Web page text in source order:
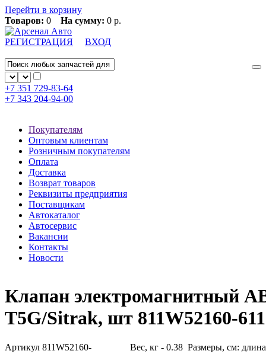
Перейти в корзину
Товаров: 0 На сумму: 0 р.
РЕГИСТРАЦИЯ ВХОД
+7 351 729-83-64
+7 343 204-94-00
Покупателям
Оптовым клиентам
Розничным покупателям
Оплата
Доставка
Возврат товаров
Реквизиты предприятия
Поставщикам
Автокаталог
Автосервис
Вакансии
Контакты
Новости
Клапан электромагнитный
T5G/Sitrak, шт 811W52160-
Артикул 811W52160-
Вес, кг - 0.38 Размеры, см: